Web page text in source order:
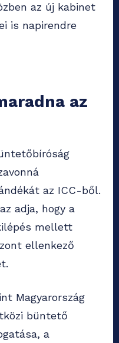
az új kabinet
is napirendre
az
az ICC-ből.
adja, hogy a
mellett
ellenkező
Magyarország
büntető
a